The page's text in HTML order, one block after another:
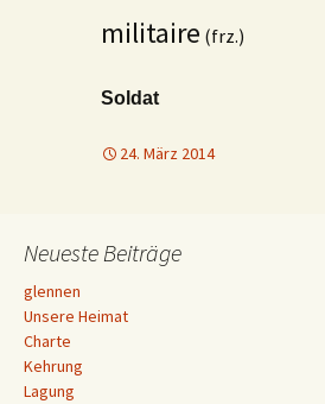
militaire (frz.)
Soldat
24. März 2014
Neueste Beiträge
glennen
Unsere Heimat
Charte
Kehrung
Lagung